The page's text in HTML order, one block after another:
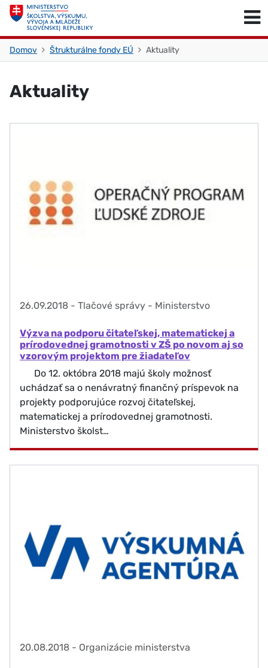
Skočiť na obsah
Domov Štrukturálne fondy EÚ Aktuality
Aktuality
26.09.2018 - Tlačové správy - Ministerstvo
Výzva na podporu čitateľskej, matematickej a
prírodovednej gramotnosti v ZŠ po novom aj so
vzorovým projektom pre žiadateľov
Do 12. októbra 2018 majú školy možnosť
uchádzať sa o nenávratný finančný príspevok na
projekty podporujúce rozvoj čitateľskej,
matematickej a prírodovednej gramotnosti.
Ministerstvo školst…
20.08.2018 - Organizácie ministerstva
Skočiť na začiatok stránky